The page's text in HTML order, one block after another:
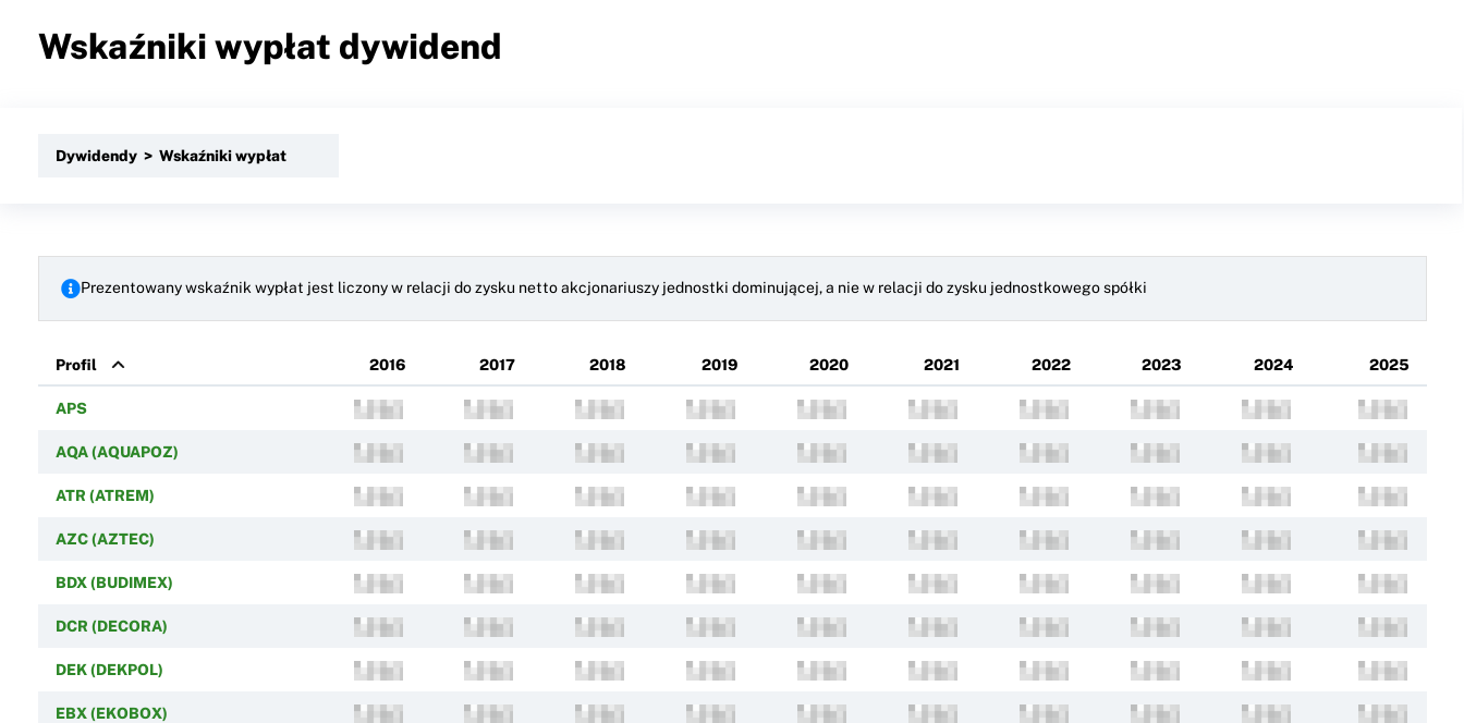
Wskaźniki wypłat dywidend
Dywidendy > Wskaźniki wypłat
Prezentowany wskaźnik wypłat jest liczony w relacji do zysku netto akcjonariuszy jednostki dominującej, a nie w relacji do zysku jednostkowego spółki
Profil 2016 2017 2018 2019 2020 2021 2022 2023 2024 2025
APS
AQA (AQUAPOZ)
ATR (ATREM)
AZC (AZTEC)
BDX (BUDIMEX)
DCR (DECORA)
DEK (DEKPOL)
EBX (EKOBOX)